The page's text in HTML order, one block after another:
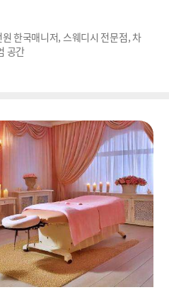
한국매니저, 스웨디시 전문점, 차
공간